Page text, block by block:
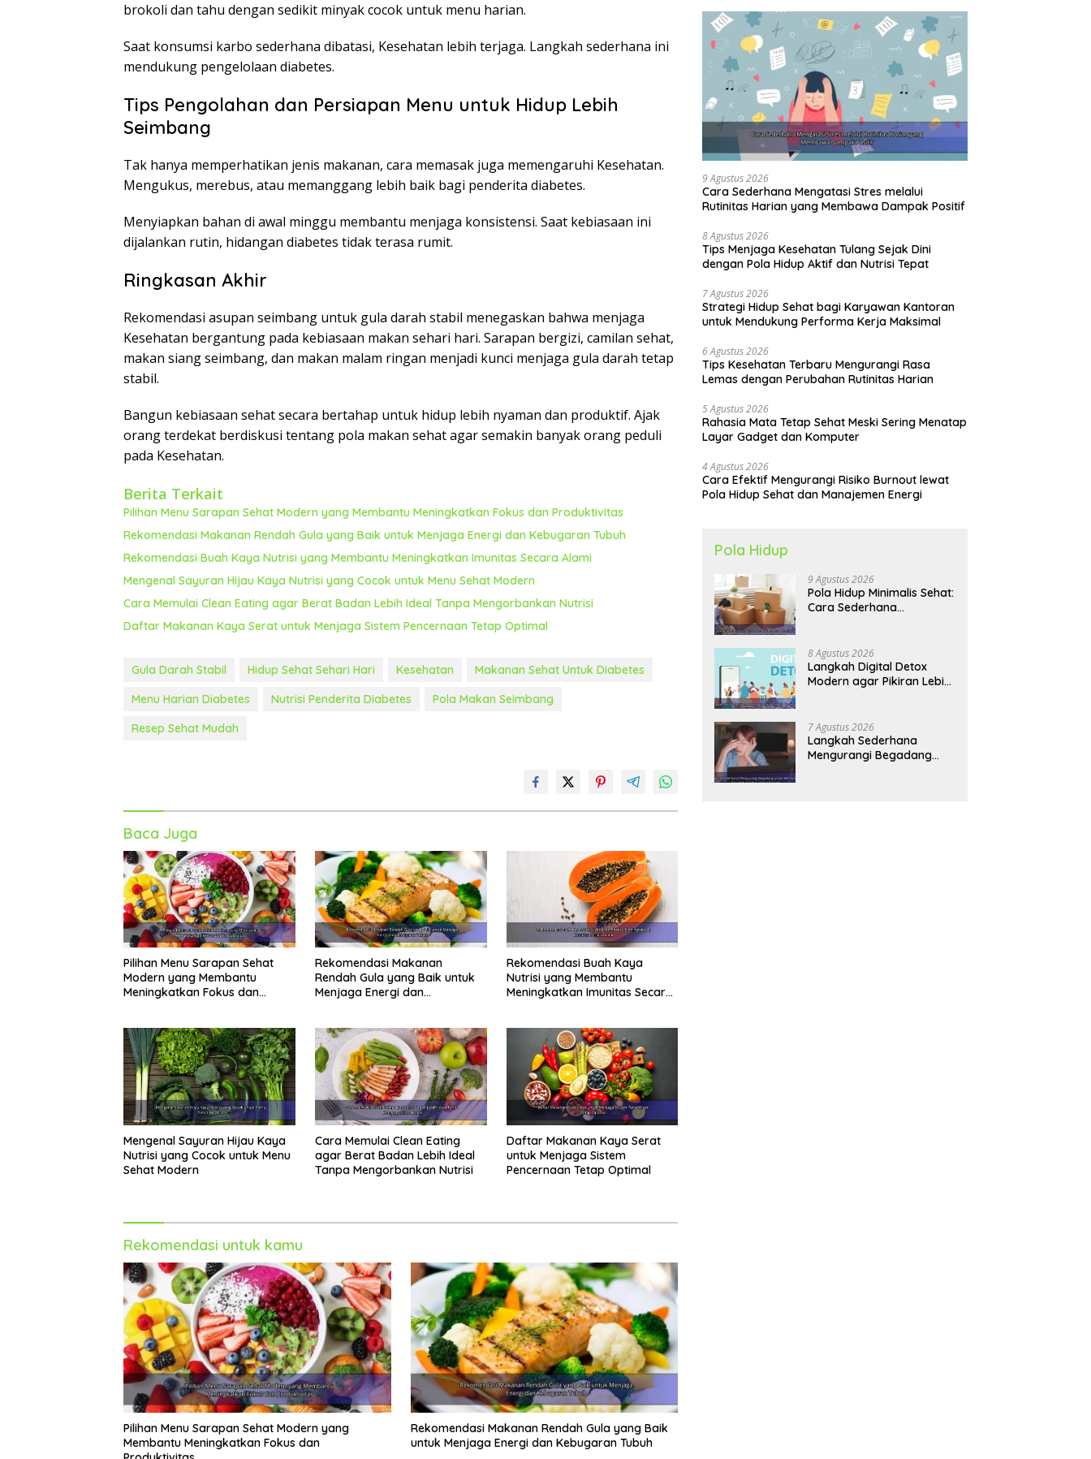
brokoli dan tahu dengan sedikit minyak cocok untuk menu harian.
Saat konsumsi karbo sederhana dibatasi, Kesehatan lebih terjaga. Langkah sederhana ini
mendukung pengelolaan diabetes.
Tips Pengolahan dan Persiapan Menu untuk Hidup Lebih
Seimbang
Tak hanya memperhatikan jenis makanan, cara memasak juga memengaruhi Kesehatan.
Mengukus, merebus, atau memanggang lebih baik bagi penderita diabetes.
Menyiapkan bahan di awal minggu membantu menjaga konsistensi. Saat kebiasaan ini
dijalankan rutin, hidangan diabetes tidak terasa rumit.
Ringkasan Akhir
Rekomendasi asupan seimbang untuk gula darah stabil menegaskan bahwa menjaga
Kesehatan bergantung pada kebiasaan makan sehari hari. Sarapan bergizi, camilan sehat,
makan siang seimbang, dan makan malam ringan menjadi kunci menjaga gula darah tetap
stabil.
Bangun kebiasaan sehat secara bertahap untuk hidup lebih nyaman dan produktif. Ajak
orang terdekat berdiskusi tentang pola makan sehat agar semakin banyak orang peduli
pada Kesehatan.
Berita Terkait
Pilihan Menu Sarapan Sehat Modern yang Membantu Meningkatkan Fokus dan Produktivitas
Rekomendasi Makanan Rendah Gula yang Baik untuk Menjaga Energi dan Kebugaran Tubuh
Rekomendasi Buah Kaya Nutrisi yang Membantu Meningkatkan Imunitas Secara Alami
Mengenal Sayuran Hijau Kaya Nutrisi yang Cocok untuk Menu Sehat Modern
Cara Memulai Clean Eating agar Berat Badan Lebih Ideal Tanpa Mengorbankan Nutrisi
Daftar Makanan Kaya Serat untuk Menjaga Sistem Pencernaan Tetap Optimal
Gula Darah Stabil Hidup Sehat Sehari Hari Kesehatan
Makanan Sehat Untuk Diabetes
Menu Harian Diabetes
Nutrisi Penderita Diabetes
Pola Makan Seimbang
Resep Sehat Mudah
Baca Juga
Pilihan Menu Sarapan Sehat
Modern yang Membantu
Meningkatkan Fokus dan
Rekomendasi Makanan
Rendah Gula yang Baik untuk
Menjaga Energi dan
Rekomendasi Buah Kaya
Nutrisi yang Membantu
Meningkatkan Imunitas Secara
Mengenal Sayuran Hijau Kaya
Nutrisi yang Cocok untuk Menu
Sehat Modern
Cara Memulai Clean Eating
agar Berat Badan Lebih Ideal
Tanpa Mengorbankan Nutrisi
Daftar Makanan Kaya Serat
untuk Menjaga Sistem
Pencernaan Tetap Optimal
Rekomendasi untuk kamu
Pilihan Menu Sarapan Sehat Modern yang
Membantu Meningkatkan Fokus dan
Rekomendasi Makanan Rendah Gula yang Baik
untuk Menjaga Energi dan Kebugaran Tubuh
9 Agustus 2026
Cara Sederhana Mengatasi Stres melalui
Rutinitas Harian yang Membawa Dampak Positif
8 Agustus 2026
Tips Menjaga Kesehatan Tulang Sejak Dini
dengan Pola Hidup Aktif dan Nutrisi Tepat
7 Agustus 2026
Strategi Hidup Sehat bagi Karyawan Kantoran
untuk Mendukung Performa Kerja Maksimal
6 Agustus 2026
Tips Kesehatan Terbaru Mengurangi Rasa
Lemas dengan Perubahan Rutinitas Harian
5 Agustus 2026
Rahasia Mata Tetap Sehat Meski Sering Menatap
Layar Gadget dan Komputer
4 Agustus 2026
Cara Efektif Mengurangi Risiko Burnout lewat
Pola Hidup Sehat dan Manajemen Energi
Pola Hidup
9 Agustus 2026
Pola Hidup Minimalis Sehat:
Cara Sederhana
Kualitas Hidup
8 Agustus 2026
Langkah Digital Detox
Modern agar Pikiran Lebih
7 Agustus 2026
Langkah Sederhana
Mengurangi Begadang